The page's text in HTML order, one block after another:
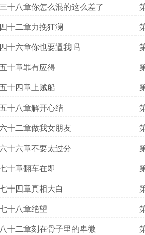
十八章你怎么混的这么差了
十二章力挽狂澜
十六章你也要逼我吗
十章罪有应得
十四章上贼船
十八章解开心结
十二章做我女朋友
十六章不要太过分
十章翻车在即
十四章真相大白
十八章绝望
十二章刻在骨子里的卑微